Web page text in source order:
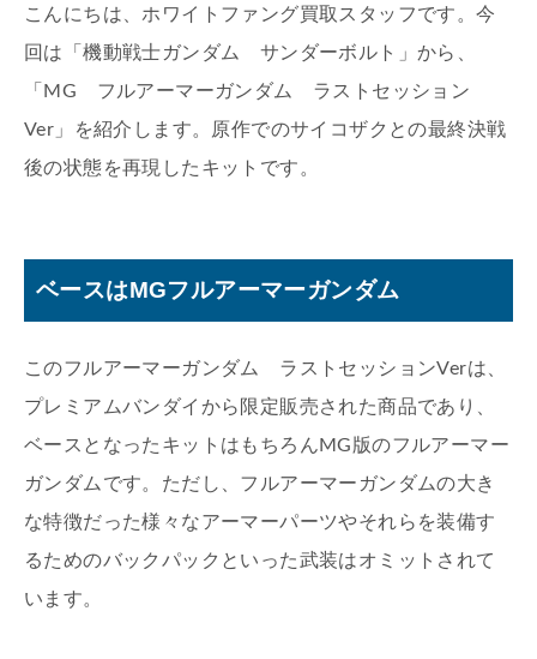
こんにちは、ホワイトファング買取スタッフです。今
回は「機動戦士ガンダム サンダーボルト」から、
「MG フルアーマーガンダム ラストセッション
Ver」を紹介します。原作でのサイコザクとの最終決戦
後の状態を再現したキットです。
ベースはMGフルアーマーガンダム
このフルアーマーガンダム ラストセッションVerは、
プレミアムバンダイから限定販売された商品であり、
ベースとなったキットはもちろんMG版のフルアーマー
ガンダムです。ただし、フルアーマーガンダムの大き
な特徴だった様々なアーマーパーツやそれらを装備す
るためのバックパックといった武装はオミットされて
います。